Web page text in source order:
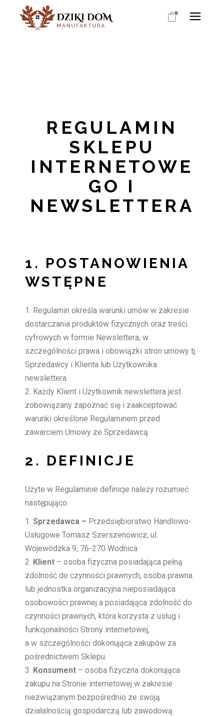
0
REGULAMIN
SKLEPU
INTERNETOWE
GO I
NEWSLETTERA
1. POSTANOWIENIA
WSTĘPNE
Regulamin określa warunki umów w zakresie
dostarczania produktów fizycznych oraz treści
cyfrowych w formie Newslettera, w
szczególności prawa i obowiązki stron umowy tj.
Sprzedawcy i Klienta lub Użytkownika
newslettera.
Każdy Klient i Użytkownik newslettera jest
zobowiązany zapoznać się i zaakceptować
warunki określone Regulaminem przed
zawarciem Umowy ze Sprzedawcą.
2. DEFINICJE
Użyte w Regulaminie definicje należy rozumieć
następująco:
Sprzedawca – Przedsiębiorstwo Handlowo-
Usługowe Tomasz Szerszenowicz, ul.
Wojewódzka 9, 76-270 Wodnica
Klient – osoba fizyczna posiadająca pełną
zdolność do czynności prawnych, osoba prawna
lub jednostka organizacyjna nieposiadająca
osobowości prawnej a posiadająca zdolność do
czynności prawnych, która korzysta z usług i
funkcjonalności Strony internetowej,
a w szczególności dokonująca zakupów za
pośrednictwem Sklepu.
Konsument – osoba fizyczna dokonująca
zakupu na Stronie internetowej w zakresie
niezwiązanym bezpośrednio ze swoją
działalnością gospodarczą lub zawodową.